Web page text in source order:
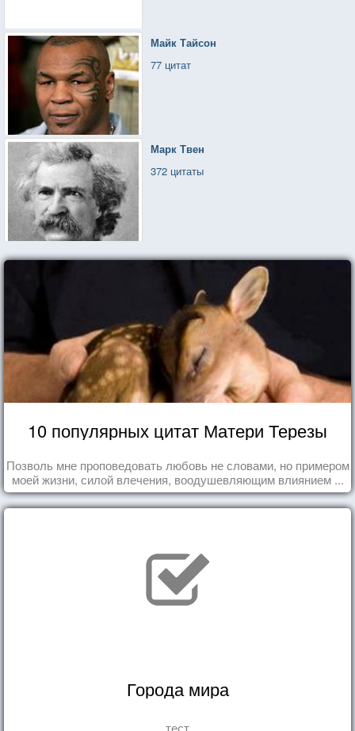
Майк Тайсон
77 цитат
Марк Твен
372 цитаты
10 популярных цитат Матери Терезы
Позволь мне проповедовать любовь не словами, но примером
моей жизни, силой влечения, воодушевляющим влиянием ...
Города мира
тест